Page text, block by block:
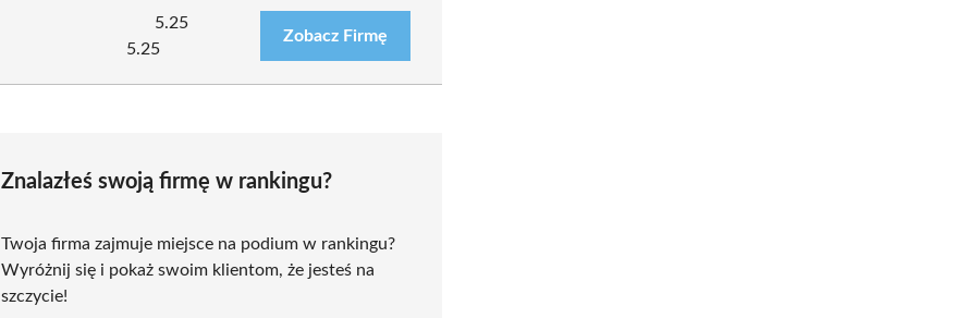
5.25
5.25
Zobacz Firmę
Znalazłeś swoją firmę w rankingu?
Twoja firma zajmuje miejsce na podium w rankingu?
Wyróżnij się i pokaż swoim klientom, że jesteś na
szczycie!